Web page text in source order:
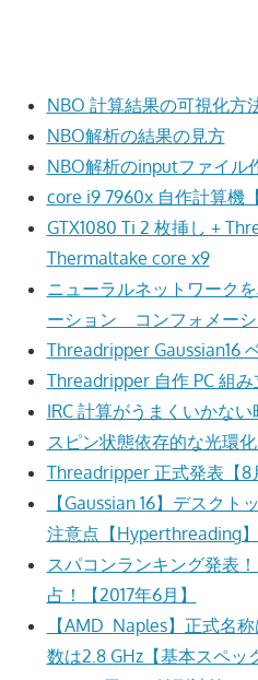
NBO 計算結果の可視化方
NBO解析の結果の見方
NBO解析のinputファイル
core i9 7960x 自作計算機
GTX1080 Ti 2 枚挿し +
Thermaltake core x9
ニューラルネットワーク
ーション コンフォメー
Threadripper Gaussian16
Threadripper 自作 PC 組み
IRC 計算がうまくいかない
スピン状態依存的な光環
Threadripper 正式発表【8
【Gaussian 16】デスクト
注意点【Hyperthreading】
スパコンランキング発表
占！【2017年6月】
【AMD_Naples】正式名
数は2.8 GHz【基本スペッ